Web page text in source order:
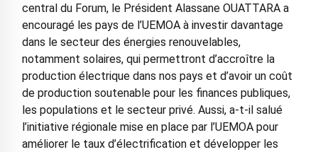
central du Forum, le Président Alassane OUATTARA a
encouragé les pays de l’UEMOA à investir davantage
dans le secteur des énergies renouvelables,
notamment solaires, qui permettront d’accroître la
production électrique dans nos pays et d’avoir un coût
de production soutenable pour les finances publiques,
les populations et le secteur privé. Aussi, a-t-il salué
l’initiative régionale mise en place par l’UEMOA pour
améliorer le taux d’électrification et développer les